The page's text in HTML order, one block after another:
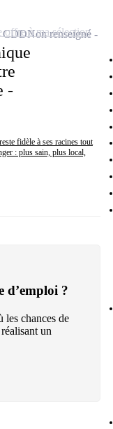
-
fidèle à ses racines tout
: plus sain, plus local,
CDDNon renseigné
offre à ma sélection
d’emploi ?
les chances de
un